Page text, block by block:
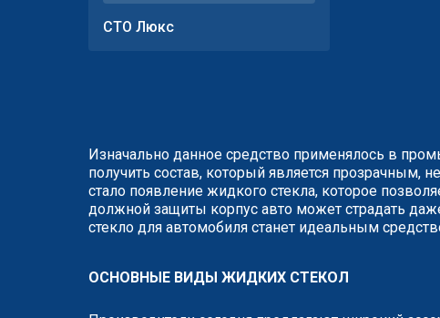
СТО Люкс
Изначально данное средство применялось в
получить состав, который является прозрачным,
стало появление жидкого стекла, которое
должной защиты корпус авто может страдать
стекло для автомобиля станет идеальным
ОСНОВНЫЕ ВИДЫ ЖИДКИХ СТЕКОЛ